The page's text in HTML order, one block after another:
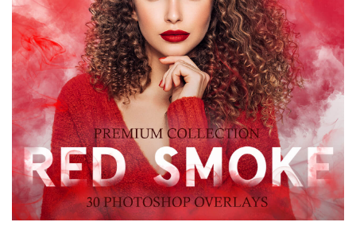
โปรดเลือก
Free Red Smoke Overlay #23
Small 800*533px
Red Smoke
(30 Overlays)